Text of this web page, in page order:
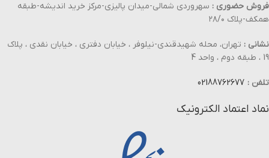
فروش حضوری : سهروردی شمالی-میدان پالیزی-مرکز خرید اندیشه-طبقه
همکف-پلاک ۲۸/۰
نشانی : تهران، محله شهیدقندی-نیلوفر ، خیابان دفتری ، خیابان نقدی ، پلاک
19 ، طبقه دوم ، واحد 4
تلفن : 02188762677
نماد اعتماد الکترونیک